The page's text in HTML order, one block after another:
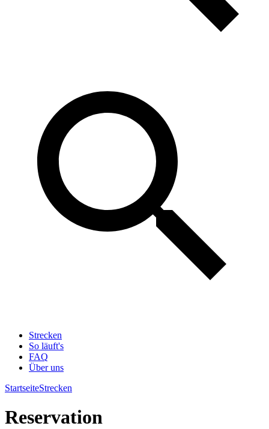
Strecken
So läuft's
FAQ
Über uns
StartseiteStrecken
Reservation